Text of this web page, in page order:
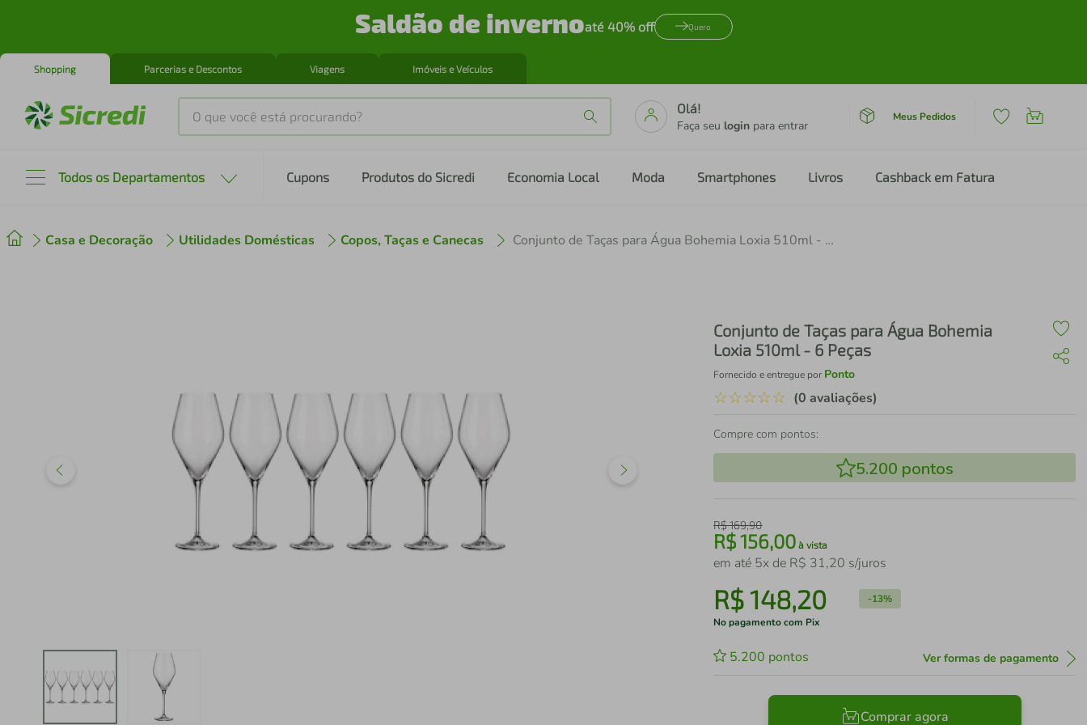
Saldão de invernoaté 40% off Quero
Shopping Parcerias e Descontos Viagens Imóveis e Veículos
O que você está procurando?
Olá!
Faça seu login para entrar
Meus Pedidos
Todos os Departamentos Cupons Produtos do Sicredi Economia Local Moda Smartphones Livros Cashback em Fatura
Casa e Decoração Utilidades Domésticas Copos, Taças e Canecas Conjunto de Taças para Água Bohemia Loxia 510ml - 6 Peças
Conjunto de Taças para Água Bohemia
Loxia 510ml - 6 Peças
Fornecido e entregue por Ponto
☆☆☆☆☆ (0 avaliações)
Compre com pontos:
5.200 pontos
R$169,90
R$156,00 à vista
em até 5x de R$ 31,20 s/juros
R$148,20 -13%
No pagamento com Pix
5.200 pontos Ver formas de pagamento
Comprar agora
º cafeteira